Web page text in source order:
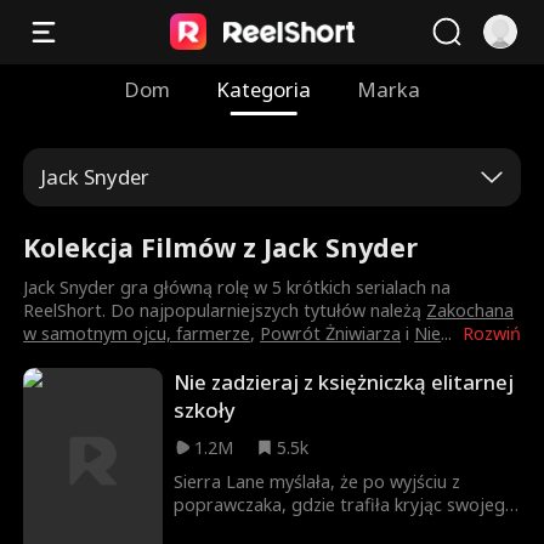
Dom Kategoria Marka
Jack Snyder
Kolekcja Filmów z Jack Snyder
Rozwiń
Jack Snyder gra główną rolę w 5 krótkich serialach na
ReelShort. Do najpopularniejszych tytułów należą Zakochana
w samotnym ojcu, farmerze, Powrót Żniwiarza i Nie...
Nie zadzieraj z księżniczką elitarnej
szkoły
1.2M
5.5k
Sierra Lane myślała, że po wyjściu z
poprawczaka, gdzie trafiła kryjąc swojego